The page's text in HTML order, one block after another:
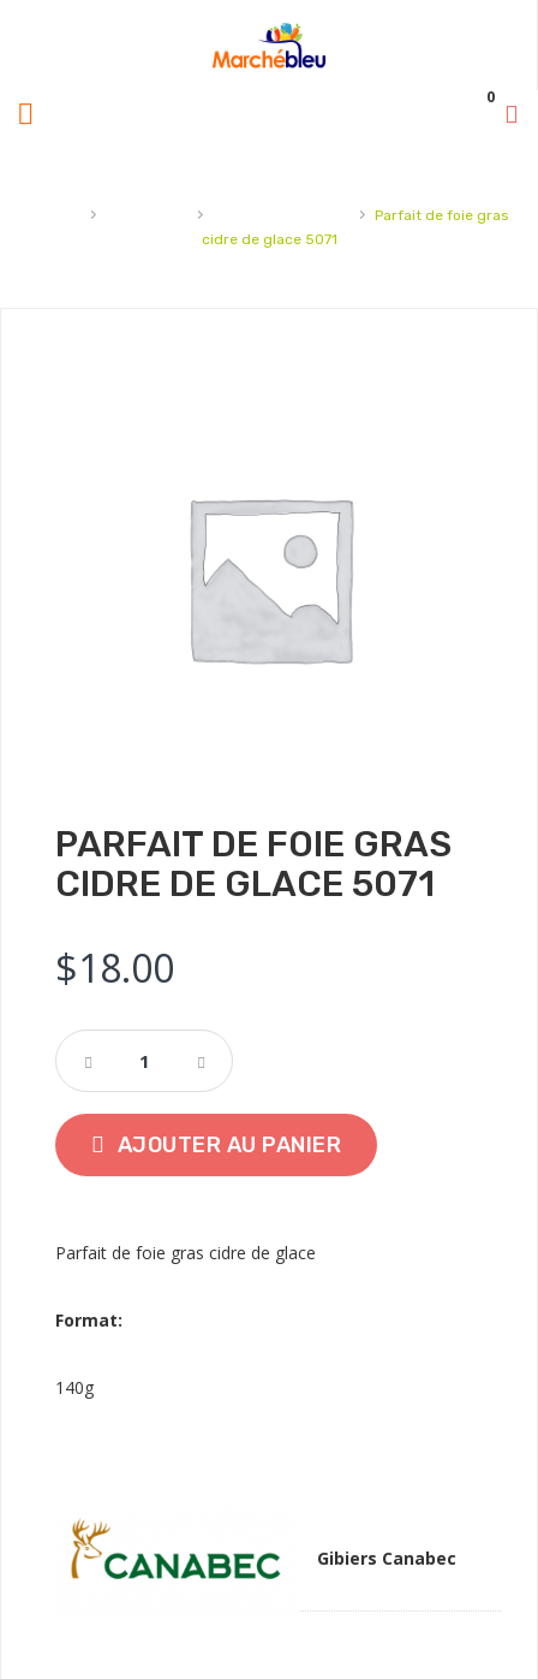
0
› › ›
Parfait de foie gras
cidre de glace 5071
PARFAIT DE FOIE GRAS
CIDRE DE GLACE 5071
$18.00
AJOUTER AU PANIER
Parfait de foie gras cidre de glace
Format:
140g
Gibiers Canabec